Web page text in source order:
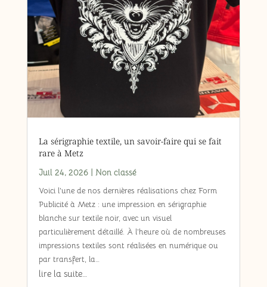
La sérigraphie textile, un savoir-faire qui se fait
rare à Metz
Juil 24, 2026| Non classé
Voici l’une de nos dernières réalisations chez Form
Publicité à Metz : une impression en sérigraphie
blanche sur textile noir, avec un visuel
particulièrement détaillé. À l’heure où de nombreuses
impressions textiles sont réalisées en numérique ou
par transfert, la…
lire la suite…